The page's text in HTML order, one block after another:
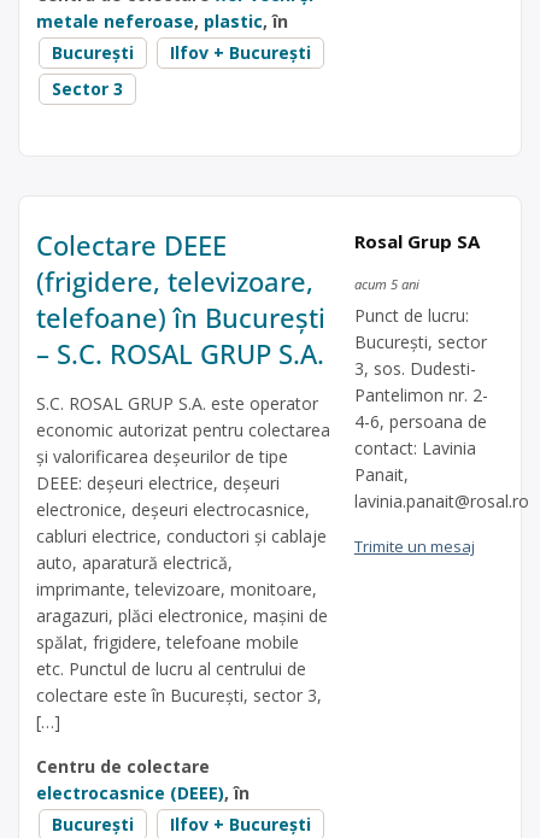
metale neferoase, plastic, în
București
Ilfov + București
Sector 3
Colectare DEEE
(frigidere, televizoare,
telefoane) în București
– S.C. ROSAL GRUP S.A.
S.C. ROSAL GRUP S.A. este operator
economic autorizat pentru colectarea
și valorificarea deșeurilor de tipe
DEEE: deșeuri electrice, deșeuri
electronice, deșeuri electrocasnice,
cabluri electrice, conductori și cablaje
auto, aparatură electrică,
imprimante, televizoare, monitoare,
aragazuri, plăci electronice, mașini de
spălat, frigidere, telefoane mobile
etc. Punctul de lucru al centrului de
colectare este în Bucureşti, sector 3,
[…]
Centru de colectare
electrocasnice (DEEE), în
București
Ilfov + București
Rosal Grup SA
acum 5 ani
Punct de lucru:
Bucureşti, sector
3, sos. Dudesti-
Pantelimon nr. 2-
4-6, persoana de
contact: Lavinia
Panait,
lavinia.panait@rosal.ro
Trimite un mesaj